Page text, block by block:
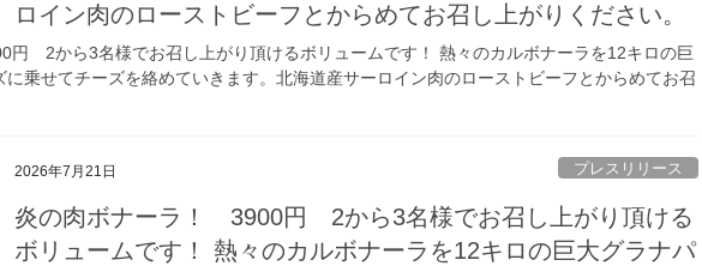
ロイン肉のローストビーフとからめてお召し上がりください。
2から3名様でお召し上がり頂けるボリュームです！ 熱々のカルボナーラを12キロの巨
に乗せてチーズを絡めていきます。北海道産サーロイン肉のローストビーフとからめてお召
2026年7月21日 プレスリリース
炎の肉ボナーラ！ 3900円 2から3名様でお召し上がり頂ける
ボリュームです！ 熱々のカルボナーラを12キロの巨大グラナパ